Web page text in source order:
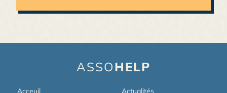
ASSOHELP
Acceuil Actualités